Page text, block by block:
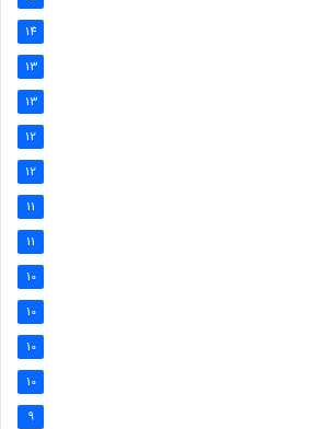
14
13
13
12
12
11
11
10
10
10
10
9